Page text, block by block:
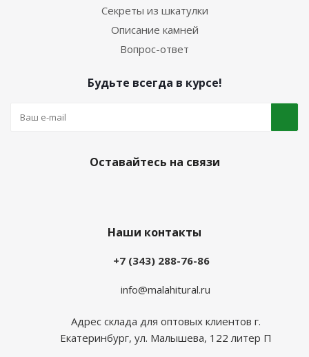
Секреты из шкатулки
Описание камней
Вопрос-ответ
Будьте всегда в курсе!
Оставайтесь на связи
Наши контакты
+7 (343) 288-76-86
info@malahitural.ru
Адрес склада для оптовых клиентов г.
Екатеринбург, ул. Малышева, 122 литер П